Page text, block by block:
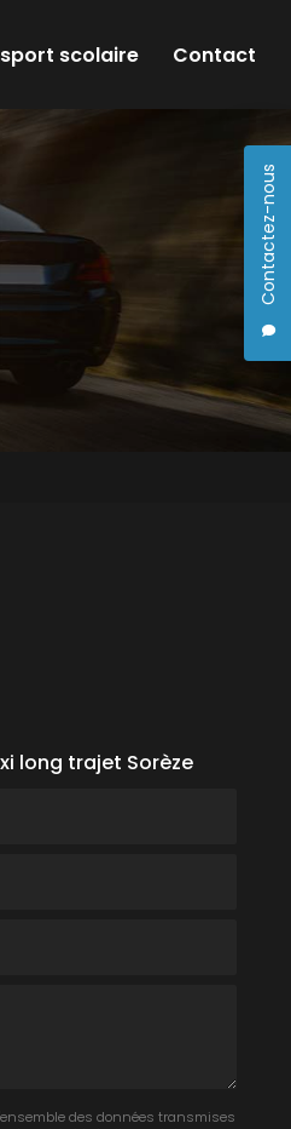
Contactez-nous
scolaire Contact
long trajet Sorèze
des données transmises